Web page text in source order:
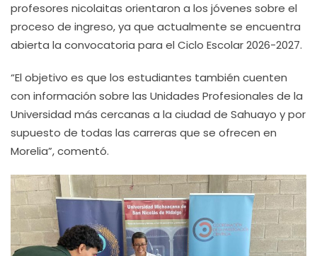
profesores nicolaitas orientaron a los jóvenes sobre el
proceso de ingreso, ya que actualmente se encuentra
abierta la convocatoria para el Ciclo Escolar 2026-2027.
“El objetivo es que los estudiantes también cuenten
con información sobre las Unidades Profesionales de la
Universidad más cercanas a la ciudad de Sahuayo y por
supuesto de todas las carreras que se ofrecen en
Morelia”, comentó.